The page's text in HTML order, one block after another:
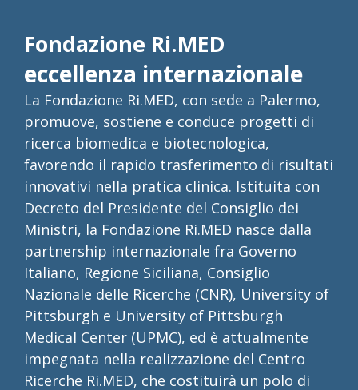
Fondazione Ri.MED
eccellenza internazionale
La Fondazione Ri.MED, con sede a Palermo,
promuove, sostiene e conduce progetti di
ricerca biomedica e biotecnologica,
favorendo il rapido trasferimento di risultati
innovativi nella pratica clinica. Istituita con
Decreto del Presidente del Consiglio dei
Ministri, la Fondazione Ri.MED nasce dalla
partnership internazionale fra Governo
Italiano, Regione Siciliana, Consiglio
Nazionale delle Ricerche (CNR), University of
Pittsburgh e University of Pittsburgh
Medical Center (UPMC), ed è attualmente
impegnata nella realizzazione del Centro
Ricerche Ri.MED, che costituirà un polo di